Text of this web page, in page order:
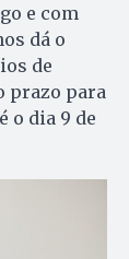
e com
dá o
de
prazo para
o dia 9 de